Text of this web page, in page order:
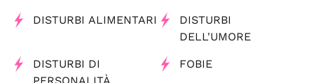
DISTURBI ALIMENTARI
DISTURBI
DELL'UMORE
DISTURBI DI
FOBIE